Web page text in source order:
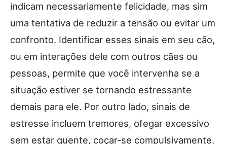
indicam necessariamente felicidade, mas sim
uma tentativa de reduzir a tensão ou evitar um
confronto. Identificar esses sinais em seu cão,
ou em interações dele com outros cães ou
pessoas, permite que você intervenha se a
situação estiver se tornando estressante
demais para ele. Por outro lado, sinais de
estresse incluem tremores, ofegar excessivo
sem estar quente, coçar-se compulsivamente,